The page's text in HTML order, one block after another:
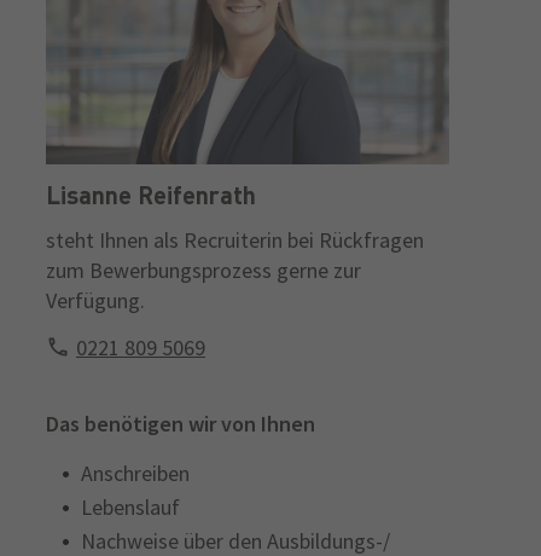
Lisanne Reifenrath
steht Ihnen als Recruiterin bei Rückfragen
zum Bewerbungsprozess gerne zur
Verfügung.
0221 809 5069
Das benötigen wir von Ihnen
Anschreiben
Lebenslauf
Nachweise über den Ausbildungs-/